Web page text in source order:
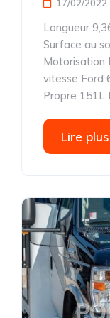
17/02/2022
Longueur
Surface au
Motorisation
vitesse Ford
Propre 151L
Lire plus